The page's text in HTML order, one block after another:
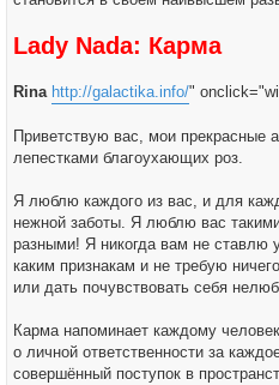
Lady Nada: Карма
Rina http://galactika.info/"
Приветствую вас, мои прекрасные
лепестками благоухающих роз.
Я люблю каждого из вас, и для
нежной заботы. Я люблю вас
разными! Я никогда вам не ставлю
каким признакам и не требую
или дать почувствовать себя
Карма напоминает каждому
о личной ответственности за
совершённый поступок в